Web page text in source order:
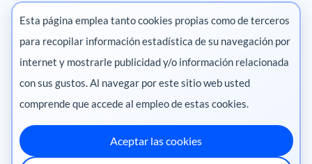
Contáctanos
Marketing digital
Pharma
México
·
Esta página emplea tanto cookies propias como de terceros
para recopilar información estadística de su navegación por
internet y mostrarle publicidad y/o información relacionada
con sus gustos. Al navegar por este sitio web usted
comprende que accede al empleo de estas cookies.
Aceptar las cookies